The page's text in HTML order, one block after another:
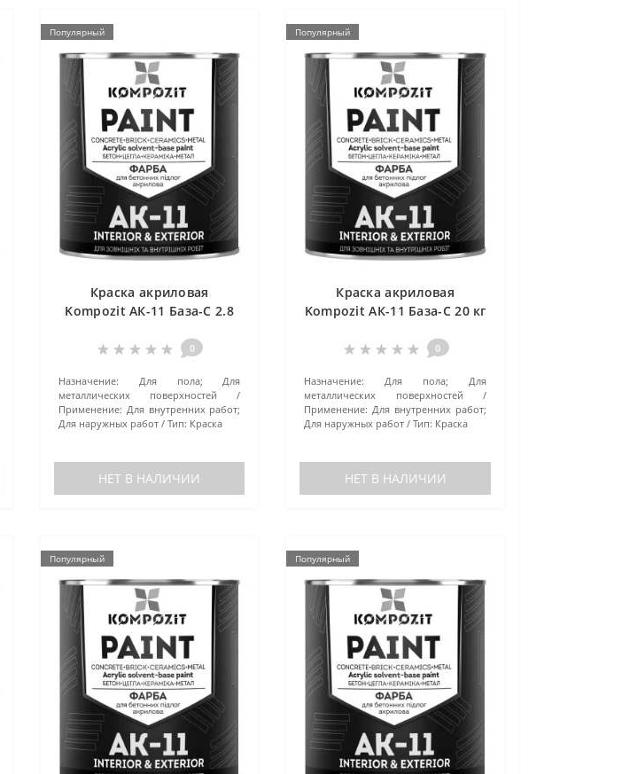
Популярный
Краска акриловая
Kompozit АК-11 База-С 2.8
0
Назначение:
Для пола; Для
металлических поверхностей
Применение: Для внутренних работ;
Для наружных работ
Тип: Краска
НЕТ В НАЛИЧИИ
Популярный
Краска акриловая
Kompozit АК-11 База-С 20 кг
0
Назначение:
Для пола; Для
металлических поверхностей
Применение: Для внутренних работ;
Для наружных работ
Тип: Краска
НЕТ В НАЛИЧИИ
Популярный Популярный